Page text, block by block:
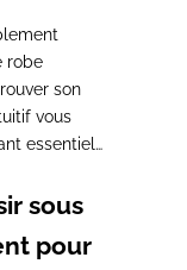
robe
son
vous
essentiel
sous
pour